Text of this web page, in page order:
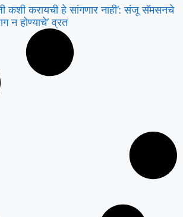
कशी करायची हे सांगणार नाही’: संजू सॅमसनचे
न होण्याचे’ व्रत